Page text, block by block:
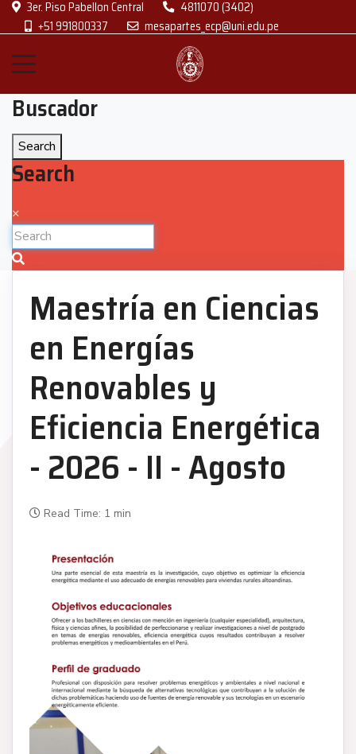
3er. Piso Pabellon Central
4811070 (3402)
+51 991800337
mesapartes_ecp@uni.edu.pe
Buscador
Search
Search
×
Maestría en Ciencias
en Energías
Renovables y
Eficiencia Energética
- 2026 - II - Agosto
Read Time: 1 min